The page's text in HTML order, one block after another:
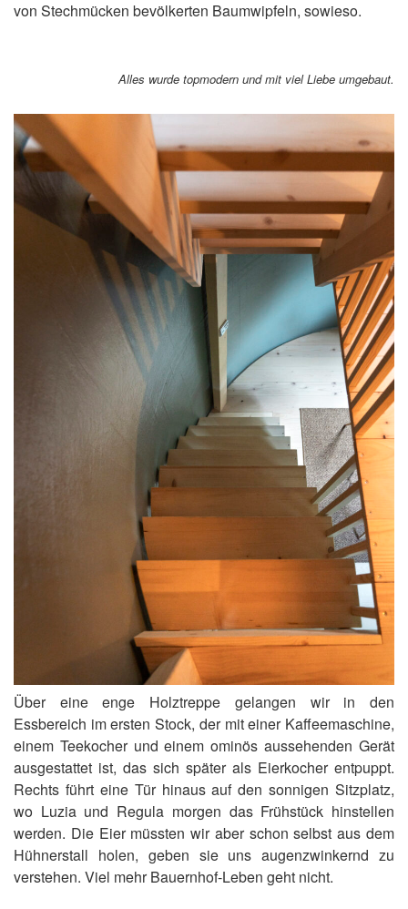
von Stechmücken bevölkerten Baumwipfeln, sowieso.
Alles wurde topmodern und mit viel Liebe umgebaut.
Über eine enge Holztreppe gelangen wir in den
Essbereich im ersten Stock, der mit einer Kaffeemaschine,
einem Teekocher und einem ominös aussehenden Gerät
ausgestattet ist, das sich später als Eierkocher entpuppt.
Rechts führt eine Tür hinaus auf den sonnigen Sitzplatz,
wo Luzia und Regula morgen das Frühstück hinstellen
werden. Die Eier müssten wir aber schon selbst aus dem
Hühnerstall holen, geben sie uns augenzwinkernd zu
verstehen. Viel mehr Bauernhof-Leben geht nicht.